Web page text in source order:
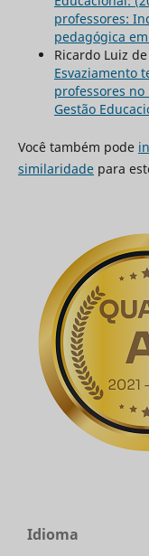
professores:
pedagógica
Ricardo Luiz
Esvaziamento
professores no
Gestão
Você também pode
similaridadepara
Idioma